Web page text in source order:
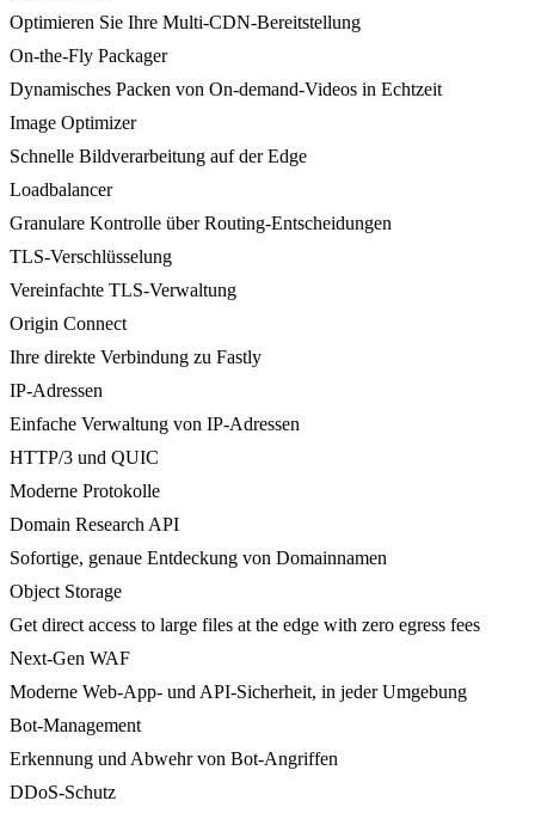
Optimieren Sie Ihre Multi-CDN-Bereitstellung
On-the-Fly Packager
Dynamisches Packen von On-demand-Videos in Echtzeit
Image Optimizer
Schnelle Bildverarbeitung auf der Edge
Loadbalancer
Granulare Kontrolle über Routing-Entscheidungen
TLS-Verschlüsselung
Vereinfachte TLS-Verwaltung
Origin Connect
Ihre direkte Verbindung zu Fastly
IP-Adressen
Einfache Verwaltung von IP-Adressen
HTTP/3 und QUIC
Moderne Protokolle
Domain Research API
Sofortige, genaue Entdeckung von Domainnamen
Object Storage
Get direct access to large files at the edge with zero egress fees
Next-Gen WAF
Moderne Web-App- und API-Sicherheit, in jeder Umgebung
Bot-Management
Erkennung und Abwehr von Bot-Angriffen
DDoS-Schutz